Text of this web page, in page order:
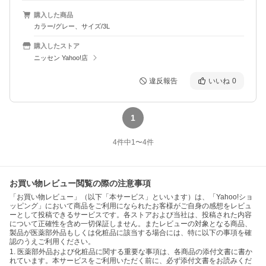
購入した商品
カラー/グレー、サイズ/3L
購入したストア
ニッセン Yahoo!店
違反報告 いいね 0
1
4件中1〜4件
お買い物レビュー閲覧の際の注意事項
「お買い物レビュー」（以下「本サービス」といいます）は、「Yahoo!ショ
ッピング」において商品をご利用になられたお客様がご自身の感想をレビュ
ーとして投稿できるサービスです。各ストアおよび当社は、投稿された内容
について正確性を含め一切保証しません。またレビューの対象となる商品、
製品が医薬部外品もしくは化粧品に該当する場合には、特に以下の事項を確
認のうえご利用ください。
1. 医薬部外品および化粧品に関する重要な事項は、各商品の添付文書に書か
れています。本サービスをご利用いただく前に、必ず添付文書をお読みくだ